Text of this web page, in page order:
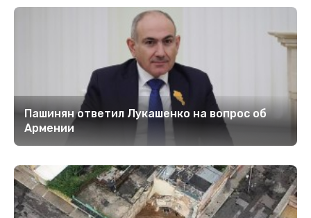
Пашинян ответил Лукашенко на вопрос об
Армении